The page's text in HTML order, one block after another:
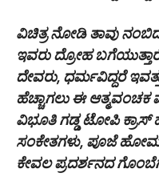
ವಿಚಿತ್ರ ನೋಡಿ ತಾವು
ಇವರು ದ್ರೋಹ
ದೇವರು, ಧರ್ಮವಿದ್ದರೆ
ಹೆಚ್ಚಾಗಲು ಈ ಆತ್ಮವಂಚಕ
ವಿಭೂತಿ ಗಡ್ಡ ಟೋಪಿ ಕ್ರಾಸ್
ಸಂಕೇತಗಳು, ಪೂಜೆ
ಕೇವಲ ಪ್ರದರ್ಶನದ